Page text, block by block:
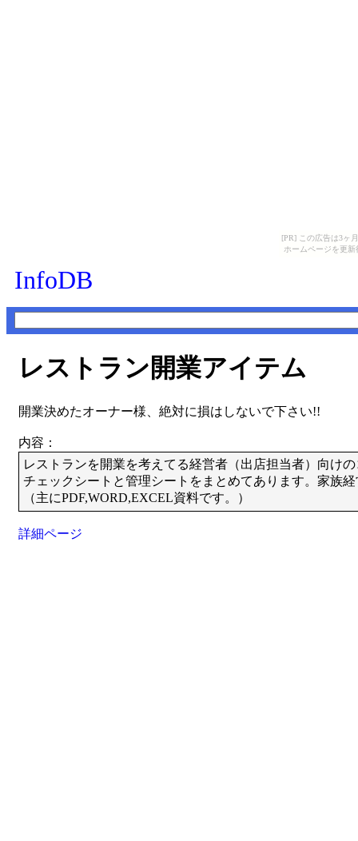
[PR] この広告は3ヶ
ホームページを更
InfoDB
レストラン開業アイテム
開業決めたオーナー様、絶対に損はしないで下さい!!
内容：
レストランを開業を考えてる経営者（出店担当者）向け
チェックシートと管理シートをまとめてあります。家族
（主にPDF,WORD,EXCEL資料です。）
詳細ページ